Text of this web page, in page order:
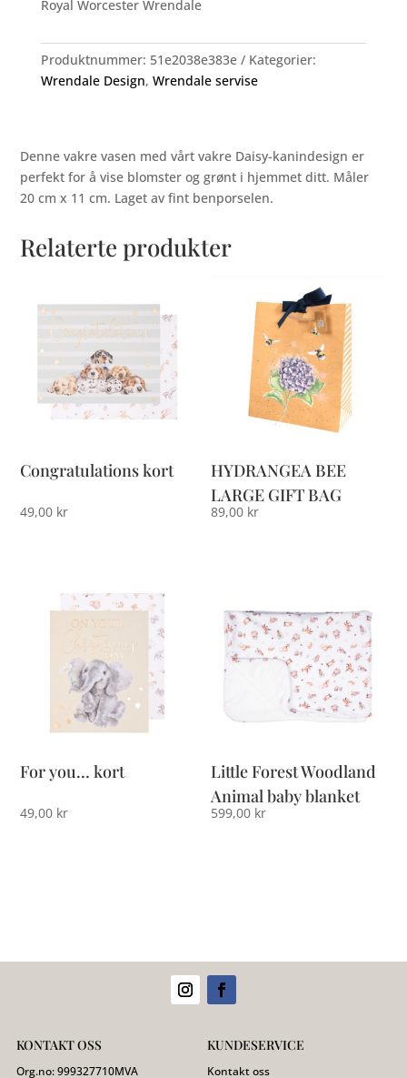
Royal Worcester Wrendale
Produktnummer: 51e2038e383e
Kategorier:
Wrendale Design, Wrendale servise
Denne vakre vasen med vårt vakre Daisy-kanindesign er
perfekt for å vise blomster og grønt i hjemmet ditt. Måler
20 cm x 11 cm. Laget av fint benporselen.
Relaterte produkter
Congratulations kort
49,00 kr
HYDRANGEA BEE
LARGE GIFT BAG
89,00 kr
For you… kort
49,00 kr
Little Forest Woodland
Animal baby blanket
599,00 kr
KONTAKT OSS
Org.no:999327710MVA
KUNDESERVICE
Kontakt oss